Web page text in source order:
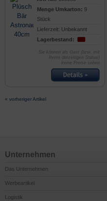
Menge Umkarton: 9
Stück
Lieferzeit: Unbekannt
Lagerbestand:
Sie können als Gast (bzw. mit
Ihrem derzeitigen Status)
keine Preise sehen
« vorheriger Artikel
Unternehmen
Das Unternehmen
Werbeartikel
Logistik